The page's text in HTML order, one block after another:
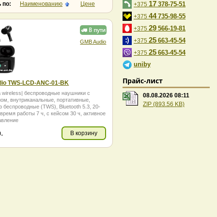
по: Наименованию Цене
GMB Audio
TWS-LCD-ANC-01-BK
wireless| беспроводные наушники с
внутриканальные, портативные,
беспроводные (TWS), Bluetooth 5.3, 20-
работы 7 ч, с кейсом 30 ч, активное
В корзину
+375 17 378-75-51
+375 44 735-98-55
+375 29 566-19-81
+375 25 663-45-54
+375 25 663-45-54
uniby
Прайс-лист
08.08.2026 08:11
ZIP (893.56 KB)